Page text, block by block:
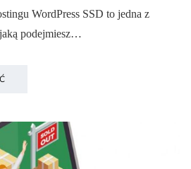
WordPress SSD to jedna z
podejmiesz…